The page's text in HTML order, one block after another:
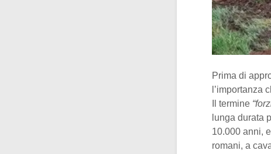
Prima di
l’importanza
Il termine
lunga durata
10.000 anni,
romani, a